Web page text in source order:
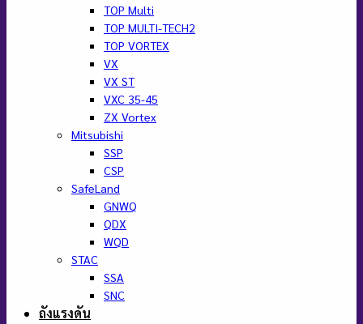
TOP Multi
TOP MULTI-TECH2
TOP VORTEX
VX
VX ST
VXC 35-45
ZX Vortex
Mitsubishi
SSP
CSP
SafeLand
GNWQ
QDX
WQD
STAC
SSA
SNC
ถังแรงดัน